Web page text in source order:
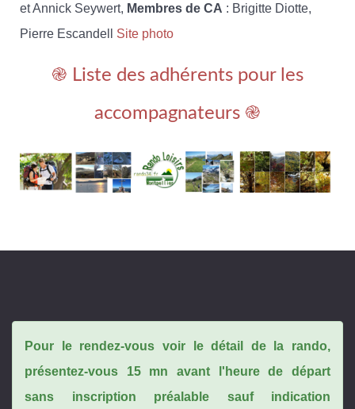
et Annick Seywert, Membres de CA : Brigitte Diotte,
Pierre Escandell Site photo
֎ Liste des adhérents pour les
accompagnateurs ֎
Pour le rendez-vous voir le détail de la rando,
présentez-vous 15 mn avant l'heure de départ
sans inscription préalable sauf indication